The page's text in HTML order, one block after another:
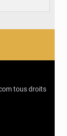
tous droits